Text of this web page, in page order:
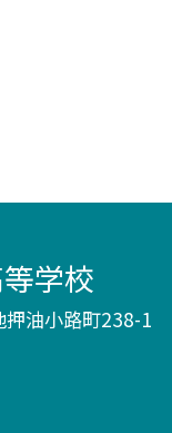
学校
押油小路町238-1